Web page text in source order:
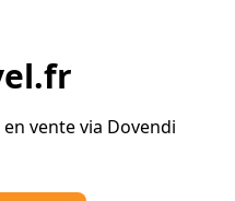
vente via Dovendi